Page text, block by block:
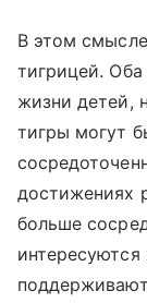
В этом
тигрицей. Оба
жизни детей,
тигры могут
достижениях
больше